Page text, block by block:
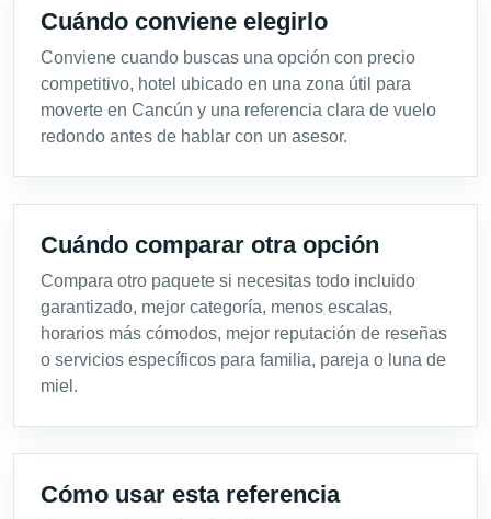
Cuándo conviene elegirlo
Conviene cuando buscas una opción con precio
competitivo, hotel ubicado en una zona útil para
moverte en Cancún y una referencia clara de vuelo
redondo antes de hablar con un asesor.
Cuándo comparar otra opción
Compara otro paquete si necesitas todo incluido
garantizado, mejor categoría, menos escalas,
horarios más cómodos, mejor reputación de reseñas
o servicios específicos para familia, pareja o luna de
miel.
Cómo usar esta referencia